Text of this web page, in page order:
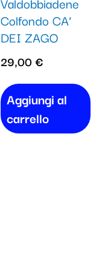
Colfondo CA’
DEI ZAGO
29,00€
Aggiungi al
carrello